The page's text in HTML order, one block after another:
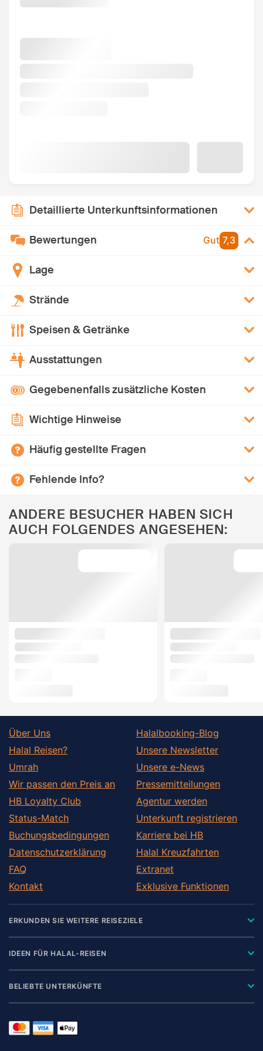
Detaillierte Unterkunftsinformationen
Bewertungen Gut 7,3
Lage
Strände
Speisen & Getränke
Ausstattungen
Gegebenenfalls zusätzliche Kosten
Wichtige Hinweise
Häufig gestellte Fragen
Fehlende Info?
ANDERE BESUCHER HABEN SICH
AUCH FOLGENDES ANGESEHEN:
Über Uns
Halal Reisen?
Umrah
Wir passen den Preis an
HB Loyalty Club
Status-Match
Buchungsbedingungen
Datenschutzerklärung
FAQ
Kontakt
Halalbooking-Blog
Unsere Newsletter
Unsere e-News
Pressemitteilungen
Agentur werden
Unterkunft registrieren
Karriere bei HB
Halal Kreuzfahrten
Extranet
Exklusive Funktionen
ERKUNDEN SIE WEITERE REISEZIELE
IDEEN FÜR HALAL-REISEN
BELIEBTE UNTERKÜNFTE